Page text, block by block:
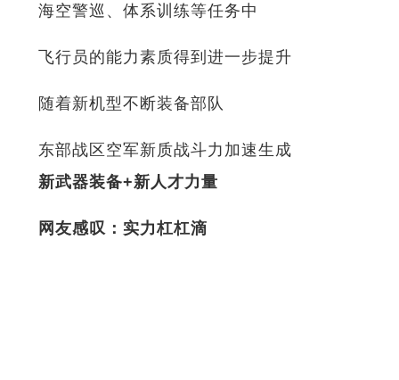
海空警巡、体系训练等任务中
飞行员的能力素质得到进一步提升
随着新机型不断装备部队
东部战区空军新质战斗力加速生成
新武器装备+新人才力量
网友感叹：实力杠杠滴